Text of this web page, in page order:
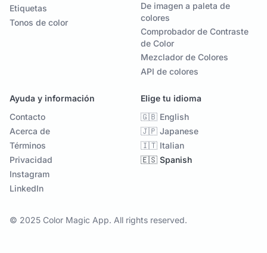
Etiquetas
Tonos de color
De imagen a paleta de
colores
Comprobador de Contraste
de Color
Mezclador de Colores
API de colores
Ayuda y información
Contacto
Acerca de
Términos
Privacidad
Instagram
LinkedIn
Elige tu idioma
🇬🇧 English
🇯🇵 Japanese
🇮🇹 Italian
🇪🇸 Spanish
© 2025 Color Magic App. All rights reserved.